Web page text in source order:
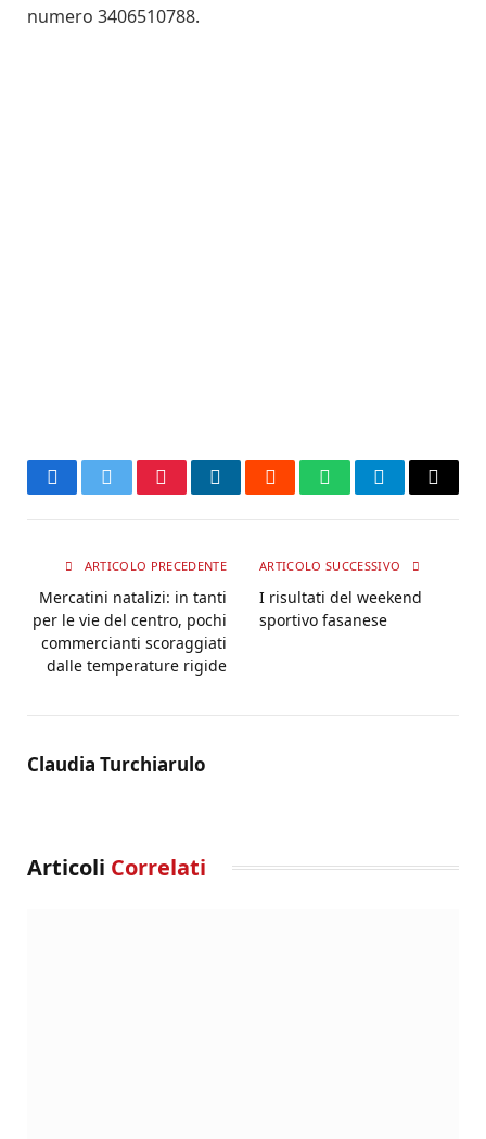
numero 3406510788.
FacebookTwitterPinterestLinkedInRedditWhatsAppTelegramEmail
ARTICOLO PRECEDENTE
Mercatini natalizi: in tanti
per le vie del centro, pochi
commercianti scoraggiati
dalle temperature rigide
ARTICOLO SUCCESSIVO
I risultati del weekend
sportivo fasanese
Claudia Turchiarulo
Articoli Correlati